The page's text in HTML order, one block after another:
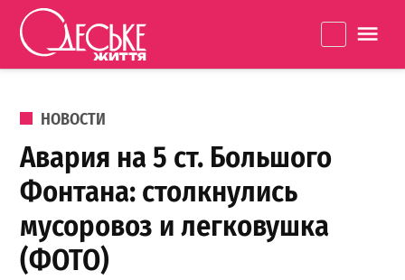
Перейти к содержанию
життя
ОПУБЛИКОВАНО В
НОВОСТИ
Авария на 5 ст. Большого
Фонтана: столкнулись
мусоровоз и легковушка
(ФОТО)